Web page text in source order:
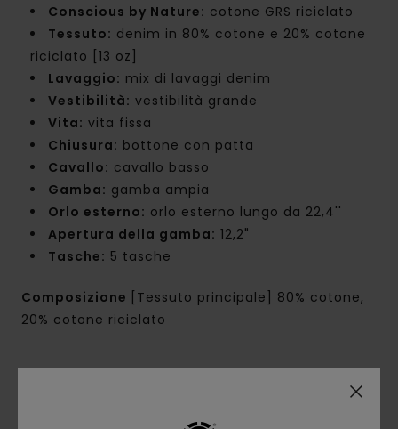
Conscious by Nature: cotone GRS riciclato
Tessuto: denim in 80% cotone e 20% cotone
riciclato [13 oz]
Lavaggio: mix di lavaggi denim
Vestibilità: vestibilità grande
Vita: vita fissa
Chiusura: bottone con patta
Cavallo: cavallo basso
Gamba: gamba ampia
Orlo esterno: orlo esterno lungo da 22,4''
Apertura della gamba: 12,2"
Tasche: 5 tasche
Composizione
[Tessuto principale] 80% cotone,
20% cotone riciclato